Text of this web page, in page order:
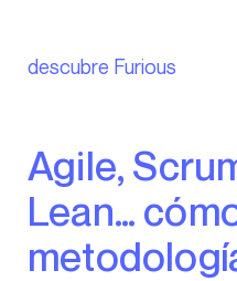
descubre Furious
Agile, Scrum, Kanban,
Lean…